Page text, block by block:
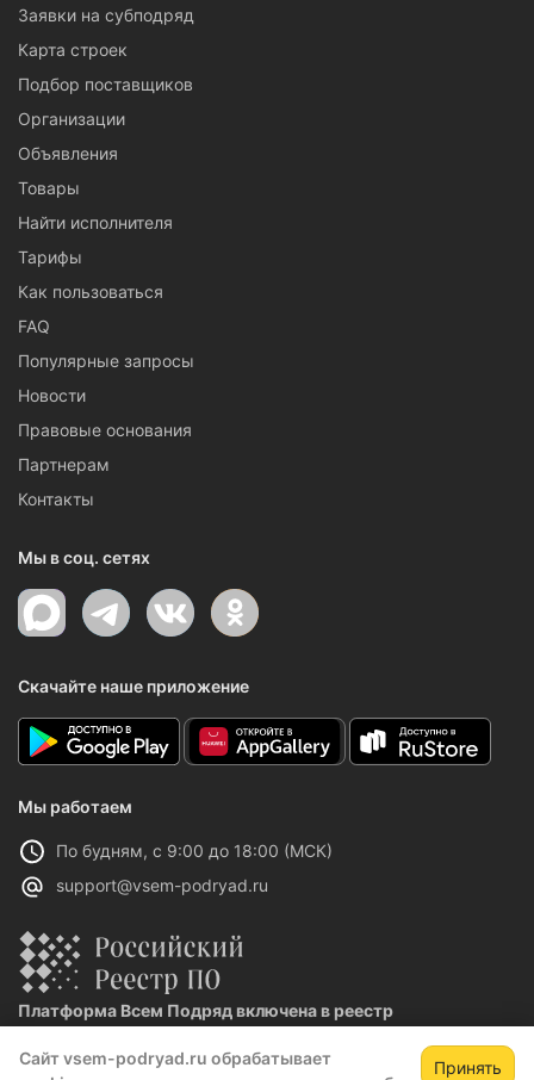
Сайт vsem-podryad.ru обрабатывает
Принять
Заявки на субподряд
Карта строек
Подбор поставщиков
Организации
Объявления
Товары
Найти исполнителя
Тарифы
Как пользоваться
FAQ
Популярные запросы
Новости
Правовые основания
Партнерам
Контакты
Мы в соц. сетях
Скачайте наше приложение
Мы работаем
По будням, с 9:00 до 18:00 (МСК)
support@vsem-podryad.ru
Платформа Всем Подряд включена в реестр
Реестровая запись №32021 от 06.02.2026